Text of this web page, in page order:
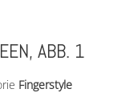
ABB. 1
Fingerstyle